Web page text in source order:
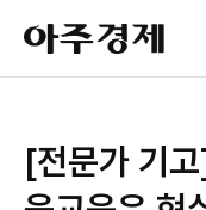
아
주
경
[전문가 기